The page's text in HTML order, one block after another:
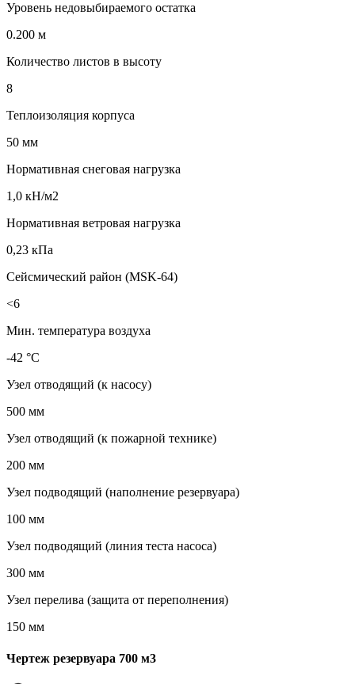
Уровень недовыбираемого остатка
0.200 м
Количество листов в высоту
8
Теплоизоляция корпуса
50 мм
Нормативная снеговая нагрузка
1,0 кН/м2
Нормативная ветровая нагрузка
0,23 кПа
Сейсмический район (MSK-64)
<6
Мин. температура воздуха
-42 °C
Узел отводящий (к насосу)
500 мм
Узел отводящий (к пожарной технике)
200 мм
Узел подводящий (наполнение резервуара)
100 мм
Узел подводящий (линия теста насоса)
300 мм
Узел перелива (защита от переполнения)
150 мм
Чертеж резервуара 700 м3